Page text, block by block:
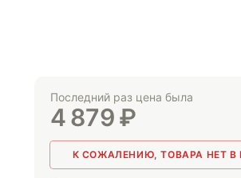
Последний раз цена была
4 879₽
К СОЖАЛЕНИЮ, ТОВАРА НЕТ В